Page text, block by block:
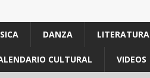
DANZA LITERATURA
CULTURAL VIDEOS